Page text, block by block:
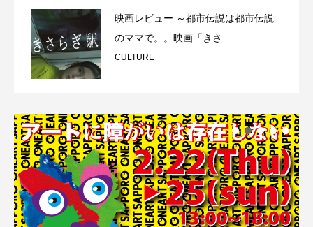
映画レビュー ～都市伝説は都市伝説
のママで。。映画「きさ...
CULTURE